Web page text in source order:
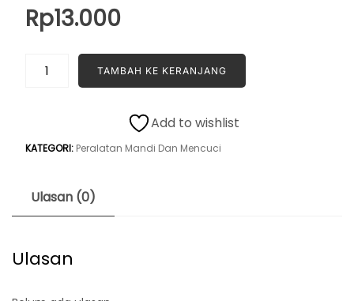
Rp13.000
Kuantitas
BIORE
ANTI
100ML
BOTOL
TAMBAH KE KERANJANG
Add to wishlist
KATEGORI: Peralatan Mandi Dan Mencuci
Ulasan (0)
Ulasan